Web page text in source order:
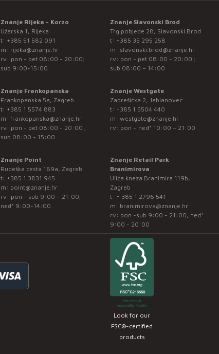
Znanje Rijeka - Korzo
Užarska 1, Rijeka
t: +385 51 582 091
m: rijeka@znanje.hr
rv: pon - pet 08:00 - 20:00;
sub 9:00-15:00
Znanje Slavonski Brod
Trg pobjede 28, Slavonski Brod
t: +385 35 295 258
m: slavonski.brod@znanje.hr
rv: pon - pet 08:00 - 20:00 ;
sub 08:00 – 14:00
Znanje Frankopanska
Frankopanska 5a, Zagreb
t: +385 1 5574 883
m: frankopanska@znanje.hr
rv: pon - pet 08:00 - 20:00 ;
sub 08:00 - 15:00
Znanje Westgate
Zaprešićka 2, Jablanovec
t: +385 1 5504 440
m: westgate@znanje.hr
rv: pon – ned* 10:00 – 21:00
Znanje Point
Rudeška cesta 169a, Zagreb
t: +385 1 3831 945
m: point@znanje.hr
rv: pon - sub 9:00 – 21:00;
ned* 9:00-14:00
Znanje Retail Park
Branimirova
Ulica kneza Branimira 119b,
Zagreb
t: + 385 1 2796 541
m: branimirova@znanje.hr
rv: pon -sub 9:00 - 21:00, ned*
9:00 - 20:00
Look for our
FSC®-certified
products